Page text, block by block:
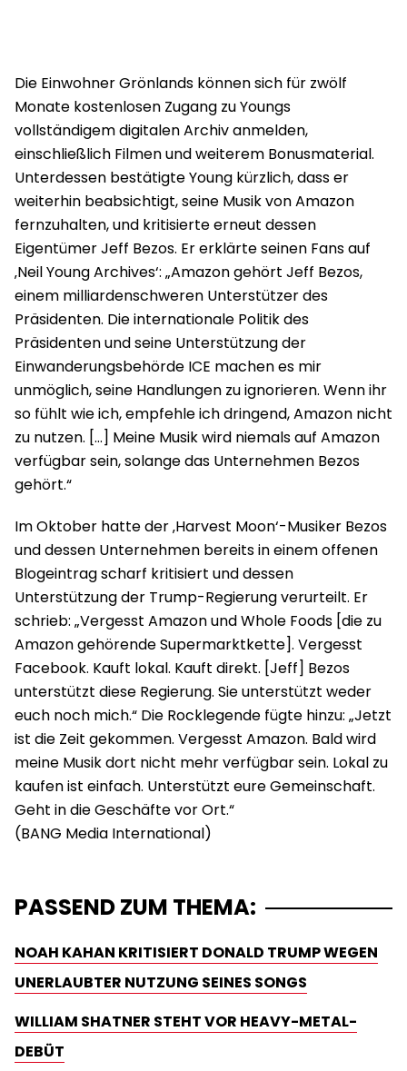
Die Einwohner Grönlands können sich für zwölf
Monate kostenlosen Zugang zu Youngs
vollständigem digitalen Archiv anmelden,
einschließlich Filmen und weiterem Bonusmaterial.
Unterdessen bestätigte Young kürzlich, dass er
weiterhin beabsichtigt, seine Musik von Amazon
fernzuhalten, und kritisierte erneut dessen
Eigentümer Jeff Bezos. Er erklärte seinen Fans auf
‚Neil Young Archives‘: „Amazon gehört Jeff Bezos,
einem milliardenschweren Unterstützer des
Präsidenten. Die internationale Politik des
Präsidenten und seine Unterstützung der
Einwanderungsbehörde ICE machen es mir
unmöglich, seine Handlungen zu ignorieren. Wenn ihr
so fühlt wie ich, empfehle ich dringend, Amazon nicht
zu nutzen. […] Meine Musik wird niemals auf Amazon
verfügbar sein, solange das Unternehmen Bezos
gehört.“
Im Oktober hatte der ‚Harvest Moon‘-Musiker Bezos
und dessen Unternehmen bereits in einem offenen
Blogeintrag scharf kritisiert und dessen
Unterstützung der Trump-Regierung verurteilt. Er
schrieb: „Vergesst Amazon und Whole Foods [die zu
Amazon gehörende Supermarktkette]. Vergesst
Facebook. Kauft lokal. Kauft direkt. [Jeff] Bezos
unterstützt diese Regierung. Sie unterstützt weder
euch noch mich.“ Die Rocklegende fügte hinzu: „Jetzt
ist die Zeit gekommen. Vergesst Amazon. Bald wird
meine Musik dort nicht mehr verfügbar sein. Lokal zu
kaufen ist einfach. Unterstützt eure Gemeinschaft.
Geht in die Geschäfte vor Ort.“
PASSEND ZUM THEMA:
NOAH KAHAN KRITISIERT DONALD TRUMP WEGEN
UNERLAUBTER NUTZUNG SEINES SONGS
WILLIAM SHATNER STEHT VOR HEAVY-METAL-
DEBÜT